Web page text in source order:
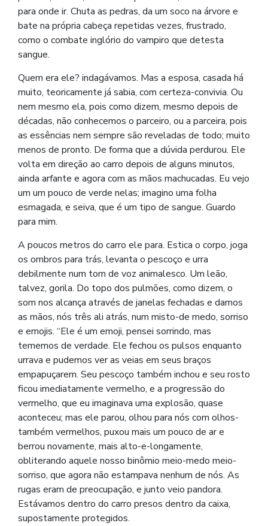
para onde ir. Chuta as pedras, da um soco na árvore e
bate na própria cabeça repetidas vezes, frustrado,
como o combate inglório do vampiro que detesta
sangue.
Quem era ele? indagávamos. Mas a esposa, casada há
muito, teoricamente já sabia, com certeza-convivia. Ou
nem mesmo ela, pois como dizem, mesmo depois de
décadas, não conhecemos o parceiro, ou a parceira, pois
as essências nem sempre são reveladas de todo; muito
menos de pronto. De forma que a dúvida perdurou. Ele
volta em direção ao carro depois de alguns minutos,
ainda arfante e agora com as mãos machucadas. Eu vejo
um um pouco de verde nelas; imagino uma folha
esmagada, e seiva, que é um tipo de sangue. Guardo
para mim.
A poucos metros do carro ele para. Estica o corpo, joga
os ombros para trás, levanta o pescoço e urra
debilmente num tom de voz animalesco. Um leão,
talvez, gorila. Do topo dos pulmões, como dizem, o
som nos alcança através de janelas fechadas e damos
as mãos, nós três ali atrás, num misto-de medo, sorriso
e emojis. “Ele é um emoji, pensei sorrindo, mas
tememos de verdade. Ele fechou os pulsos enquanto
urrava e pudemos ver as veias em seus braços
empapuçarem. Seu pescoço também inchou e seu rosto
ficou imediatamente vermelho, e a progressão do
vermelho, que eu imaginava uma explosão, quase
aconteceu; mas ele parou, olhou para nós com olhos-
também vermelhos, puxou mais um pouco de ar e
berrou novamente, mais alto-e-longamente,
obliterando aquele nosso binômio meio-medo meio-
sorriso, que agora não estampava nenhum de nós. As
rugas eram de preocupação, e junto veio pandora.
Estávamos dentro do carro presos dentro da caixa,
supostamente protegidos.